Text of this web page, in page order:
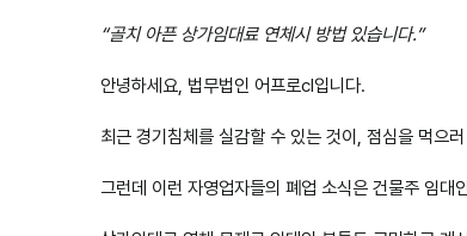
“골치 아픈 상가임대료 연체시 방법 있습니다.”
안녕하세요, 법무법인 어프로cl입니다.
최근 경기침체를 실감할 수 있는 것이, 점심을 먹으
그런데 이런 자영업자들의 폐업 소식은 건물주 임대